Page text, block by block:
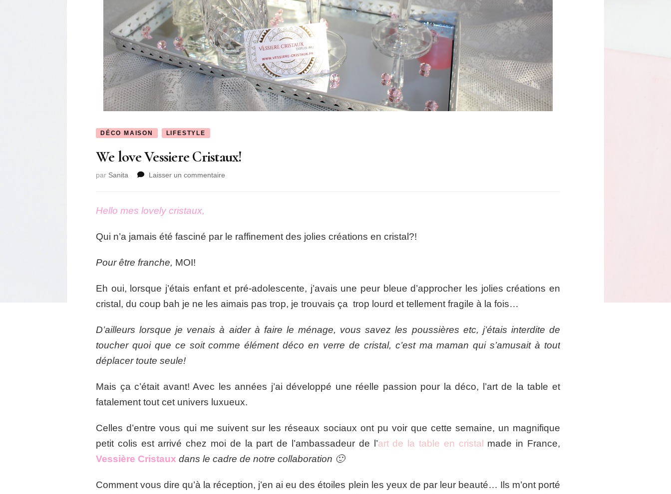
DÉCO MAISON LIFESTYLE
We love Vessiere Cristaux!
par Sanita Laisser un commentaire
Hello mes lovely cristaux,
Qui n’a jamais été fasciné par le raffinement des jolies créations en cristal?!
Pour être franche, MOI!
Eh oui, lorsque j’étais enfant et pré-adolescente, j’avais une peur bleue d’approcher les jolies créations en
cristal, du coup bah je ne les aimais pas trop, je trouvais ça trop lourd et tellement fragile à la fois…
D’ailleurs lorsque je venais à aider à faire le ménage, vous savez les poussières etc, j’étais interdite de
toucher quoi que ce soit comme élément déco en verre de cristal, c’est ma maman qui s’amusait à tout
déplacer toute seule!
Mais ça c’était avant! Avec les années j’ai développé une réelle passion pour la déco, l’art de la table et
fatalement tout cet univers luxueux.
Celles d’entre vous qui me suivent sur les réseaux sociaux ont pu voir que cette semaine, un magnifique
petit colis est arrivé chez moi de la part de l’ambassadeur de l’art de la table en cristal made in France,
Vessière Cristaux dans le cadre de notre collaboration 🙂
Comment vous dire qu’à la réception, j’en ai eu des étoiles plein les yeux de par leur beauté… Ils m’ont porté